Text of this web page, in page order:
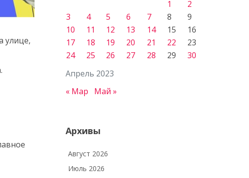
улице,
Апрель 2023
1
2
3
4 5 6 7 8
9
10
11 12 13 14 15
16
17
18 19 20 21 22
23
24
25 26 27 28 29 30
« Мар Май »
Архивы
Август 2026
Июль 2026